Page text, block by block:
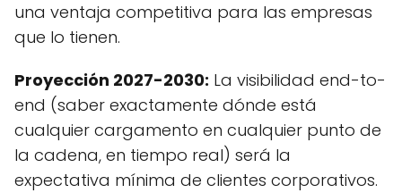
una ventaja competitiva para las empresas
que lo tienen.
Proyección 2027-2030: La visibilidad end-to-
end (saber exactamente dónde está
cualquier cargamento en cualquier punto de
la cadena, en tiempo real) será la
expectativa mínima de clientes corporativos.